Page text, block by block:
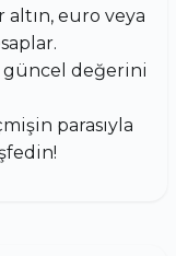
euro veya
değerini
parasıyla